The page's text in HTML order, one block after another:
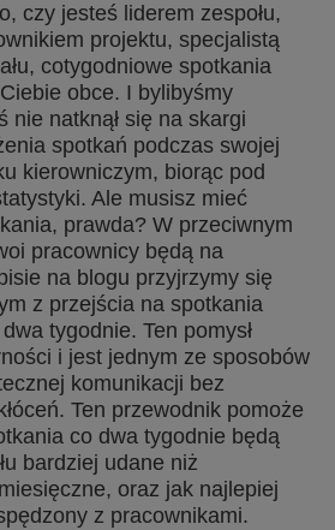
czy jesteś liderem zespołu,
projektu, specjalistą
cotygodniowe spotkania
obce. I bylibyśmy
nie natknął się na skargi
spotkań podczas swojej
kierowniczym, biorąc pod
Ale musisz mieć
prawda? W przeciwnym
pracownicy będą na
na blogu przyjrzymy się
z przejścia na spotkania
tygodnie. Ten pomysł
i jest jednym ze sposobów
komunikacji bez
Ten przewodnik pomoże
co dwa tygodnie będą
bardziej udane niż
oraz jak najlepiej
z pracownikami.